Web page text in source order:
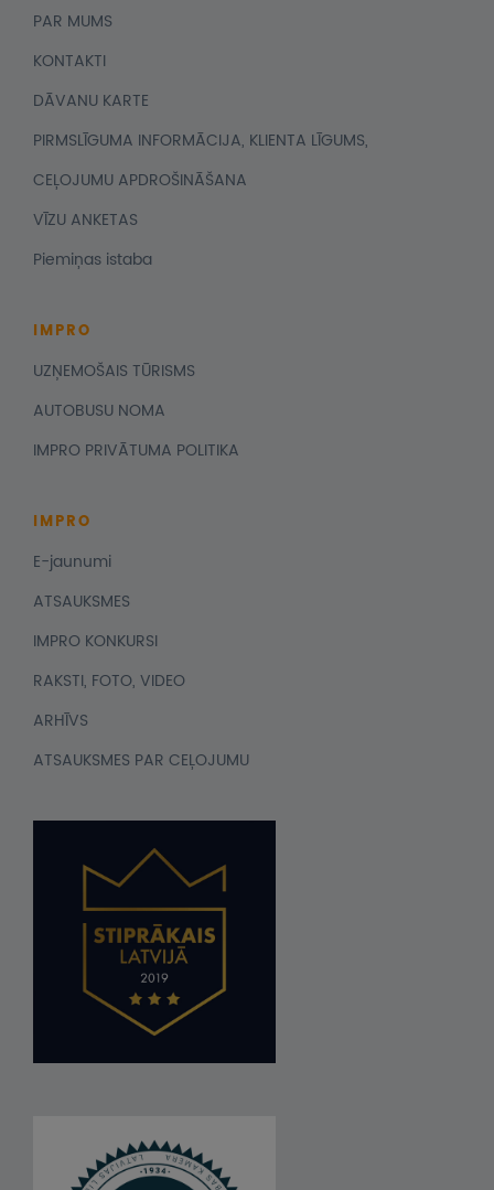
PAR MUMS
KONTAKTI
DĀVANU KARTE
PIRMSLĪGUMA INFORMĀCIJA, KLIENTA LĪGUMS,
CEĻOJUMU APDROŠINĀŠANA
VĪZU ANKETAS
Piemiņas istaba
IMPRO
UZŅEMOŠAIS TŪRISMS
AUTOBUSU NOMA
IMPRO PRIVĀTUMA POLITIKA
IMPRO
E-jaunumi
ATSAUKSMES
IMPRO KONKURSI
RAKSTI, FOTO, VIDEO
ARHĪVS
ATSAUKSMES PAR CEĻOJUMU